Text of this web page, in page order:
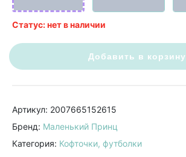
Статус: нет в наличии
Добавить в корзину
Артикул: 2007665152615
Бренд: Маленький Принц
Категория: Кофточки, футболки